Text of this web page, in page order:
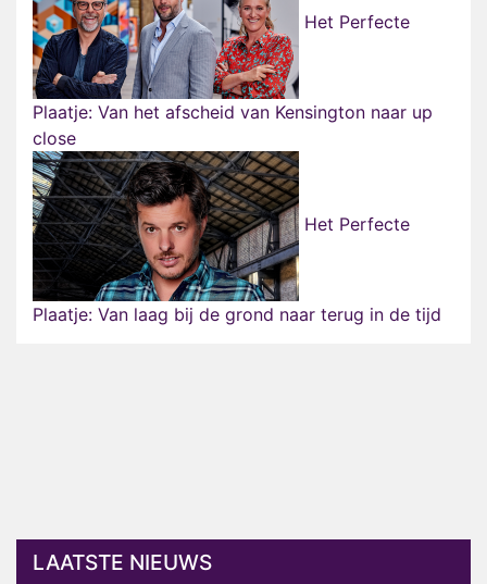
Het Perfecte
Plaatje: Van het afscheid van Kensington naar up
close
Het Perfecte
Plaatje: Van laag bij de grond naar terug in de tijd
LAATSTE NIEUWS